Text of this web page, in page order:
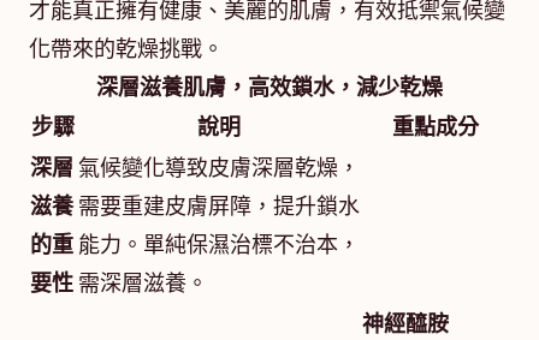
才能真正擁有健康、美麗的肌膚，有效抵禦氣候變
化帶來的乾燥挑戰。
深層滋養肌膚，高效鎖水，減少乾燥
步驟
說明
重點成分
深層
滋養
的重
要性
氣候變化導致皮膚深層乾燥，
需要重建皮膚屏障，提升鎖水
能力。單純保濕治標不治本，
需深層滋養。
神經醯胺